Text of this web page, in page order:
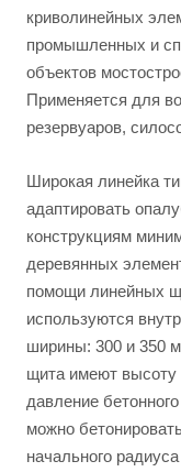
криволинейных
промышленных и
объектов
Применяется для
резервуаров,
Широкая линейка
адаптировать
конструкциям
деревянных
помощи линейных
используются
ширины: 300 и 350
щита имеют
давление
можно
начального